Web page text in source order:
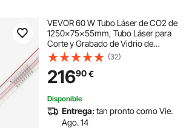
VEVOR 60 W Tubo Láser de CO2 de
1250x75x55mm, Tubo Láser para
Corte y Grabado de Vidrio de
Borosilicato con Cabezal de Metal,
Cables de 5000-6000 h
Preconectados para Máquina de
Corte y Grabado Láser
(32)
21690€
Disponible
Entrega:tan pronto como Vie.
Ago. 14